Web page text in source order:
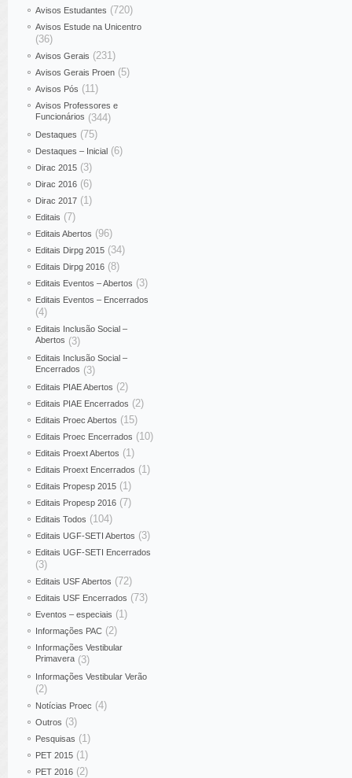
Avisos Estudantes (720)
Avisos Estude na Unicentro
(36)
Avisos Gerais (231)
Avisos Gerais Proen (5)
Avisos Pós (11)
Avisos Professores e
Funcionários (344)
Destaques (75)
Destaques – Inicial (6)
Dirac 2015 (3)
Dirac 2016 (6)
Dirac 2017 (1)
Editais (7)
Editais Abertos (96)
Editais Dirpg 2015 (34)
Editais Dirpg 2016 (8)
Editais Eventos – Abertos (3)
Editais Eventos – Encerrados
(4)
Editais Inclusão Social –
Abertos (3)
Editais Inclusão Social –
Encerrados (3)
Editais PIAE Abertos (2)
Editais PIAE Encerrados (2)
Editais Proec Abertos (15)
Editais Proec Encerrados (10)
Editais Proext Abertos (1)
Editais Proext Encerrados (1)
Editais Propesp 2015 (1)
Editais Propesp 2016 (7)
Editais Todos (104)
Editais UGF-SETI Abertos (3)
Editais UGF-SETI Encerrados
(3)
Editais USF Abertos (72)
Editais USF Encerrados (73)
Eventos – especiais (1)
Informações PAC (2)
Informações Vestibular
Primavera (3)
Informações Vestibular Verão
(2)
Notícias Proec (4)
Outros (3)
Pesquisas (1)
PET 2015 (1)
PET 2016 (2)